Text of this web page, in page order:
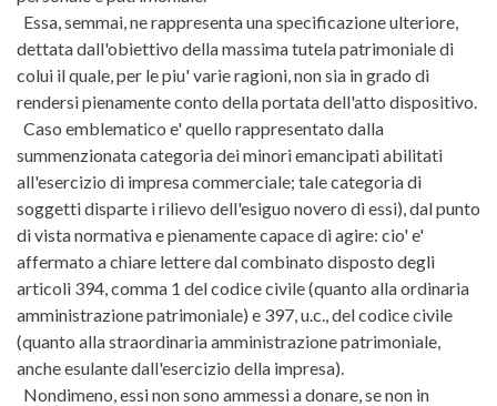
Essa, semmai, ne rappresenta una specificazione ulteriore,
dettata dall'obiettivo della massima tutela patrimoniale di
colui il quale, per le piu' varie ragioni, non sia in grado di
rendersi pienamente conto della portata dell'atto dispositivo.
Caso emblematico e' quello rappresentato dalla
summenzionata categoria dei minori emancipati abilitati
all'esercizio di impresa commerciale; tale categoria di
soggetti disparte i rilievo dell'esiguo novero di essi), dal punto
di vista normativa e pienamente capace di agire: cio' e'
affermato a chiare lettere dal combinato disposto degli
articoli 394, comma 1 del codice civile (quanto alla ordinaria
amministrazione patrimoniale) e 397, u.c., del codice civile
(quanto alla straordinaria amministrazione patrimoniale,
anche esulante dall'esercizio della impresa).
Nondimeno, essi non sono ammessi a donare, se non in